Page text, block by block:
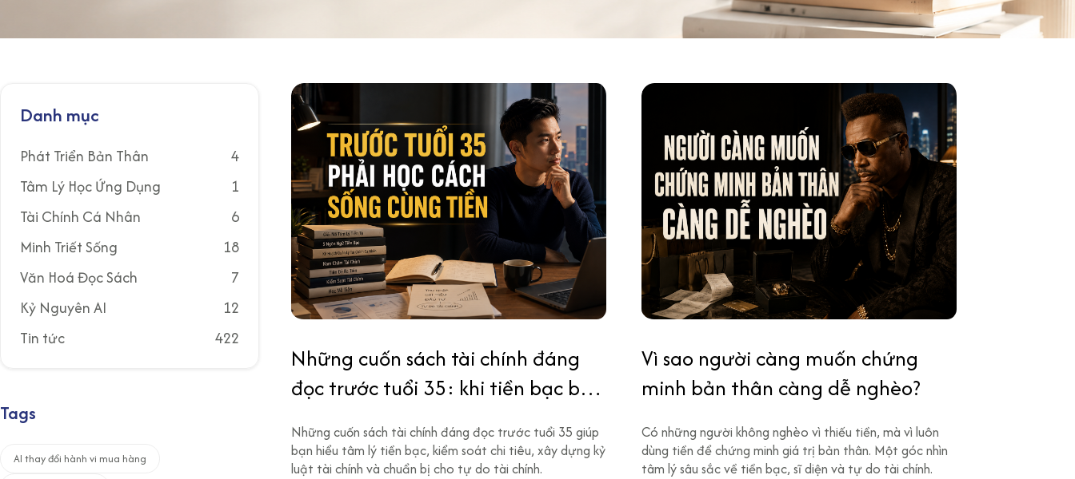
Danh mục
Phát Triển Bản Thân
4
Tâm Lý Học Ứng Dụng
1
Tài Chính Cá Nhân
6
Minh Triết Sống
18
Văn Hoá Đọc Sách
7
Kỷ Nguyên AI
12
Tin tức
422
Tags
AI thay đổi hành vi mua hàng
Những cuốn sách tài chính đáng
đọc trước tuổi 35: khi tiền bạc bắt
Những cuốn sách tài chính đáng đọc trước tuổi 35 giúp
bạn hiểu tâm lý tiền bạc, kiểm soát chi tiêu, xây dựng kỷ
luật tài chính và chuẩn bị cho tự do tài chính.
Vì sao người càng muốn chứng
minh bản thân càng dễ nghèo?
Có những người không nghèo vì thiếu tiền, mà vì luôn
dùng tiền để chứng minh giá trị bản thân. Một góc nhìn
tâm lý sâu sắc về tiền bạc, sĩ diện và tự do tài chính.